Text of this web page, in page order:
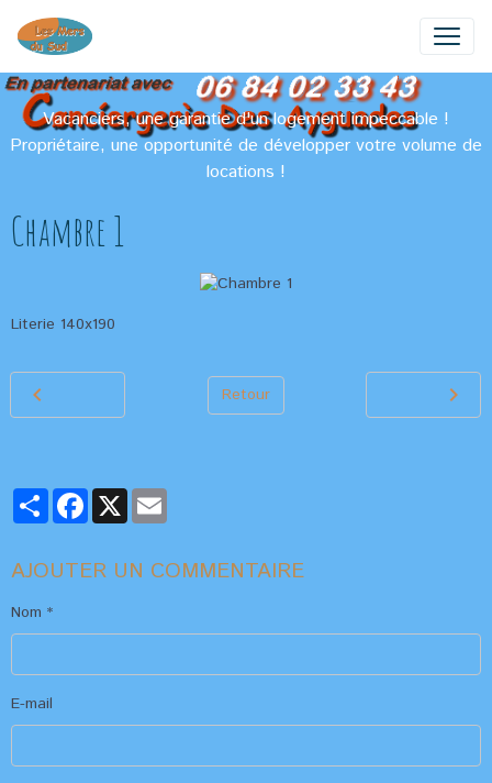
Vacanciers, une garantie d'un logement impeccable !
Propriétaire, une opportunité de développer votre volume de
locations !
Chambre 1
Literie 140x190
Retour
PartagerFacebook
X
AJOUTER UN COMMENTAIRE
Nom
E-mail